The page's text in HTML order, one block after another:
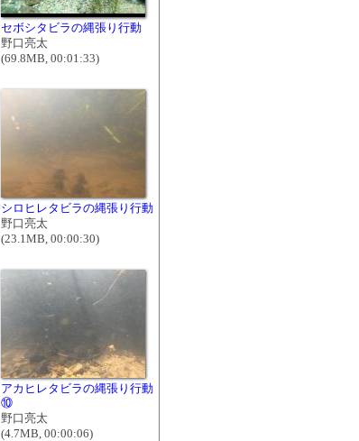
セボシタビラの縄張り行動
野口亮太
(69.8MB, 00:01:33)
シロヒレタビラの縄張り行動
野口亮太
(23.1MB, 00:00:30)
アカヒレタビラの縄張り行動
⑩
野口亮太
(4.7MB, 00:00:06)